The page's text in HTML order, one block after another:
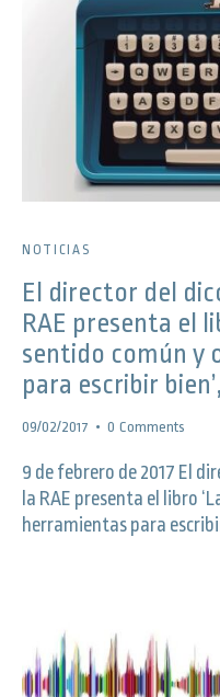
NOTICIAS
El director del
RAE presenta el
sentido común y
para escribir
09/02/2017 0 Comments
9 de febrero de 2017 El
la RAE presenta el libro
herramientas para